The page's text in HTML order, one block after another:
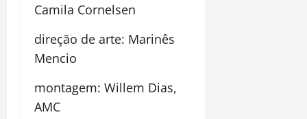
Camila Cornelsen
direção de arte: Marinês
Mencio
montagem: Willem Dias,
AMC